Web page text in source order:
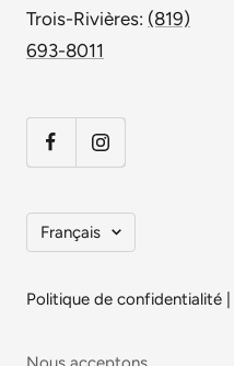
Trois-Rivières: (819)
693-8011
Langue
Français
Politique de confidentialité